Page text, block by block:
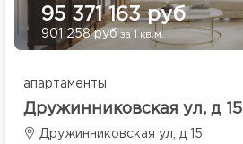
95 371 163 руб
901 258 руб за 1 кв.м.
апартаменты
Дружинниковская ул, д 15
Дружинниковская ул, д 15